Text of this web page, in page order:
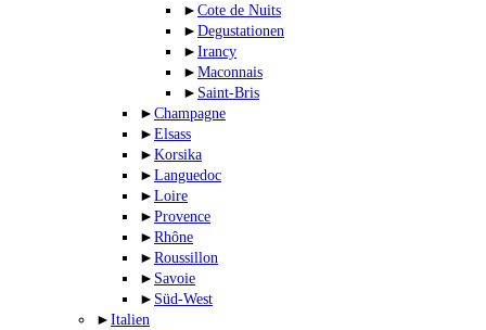
► Cote de Nuits
► Degustationen
► Irancy
► Maconnais
► Saint-Bris
► Champagne
► Elsass
► Korsika
► Languedoc
► Loire
► Provence
► Rhône
► Roussillon
► Savoie
► Süd-West
► Italien